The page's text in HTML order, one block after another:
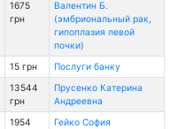
1675
грн
Валентин Б.
(эмбриональный рак,
гипоплазия левой
почки)
15 грн Послуги банку
13544
грн
Прусенко Катерина
Андреевна
1954
Гейко София